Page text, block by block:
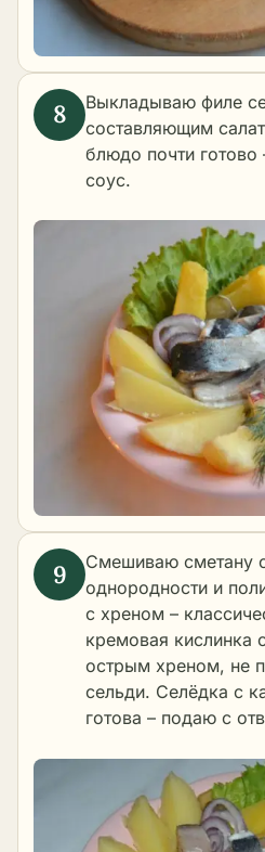
Выкладываю филе
составляющим
блюдо почти готово
соус.
Смешиваю сметану
однородности и
с хреном –
кремовая кислинка
острым хреном, не
сельди. Селёдка с
готова – подаю с